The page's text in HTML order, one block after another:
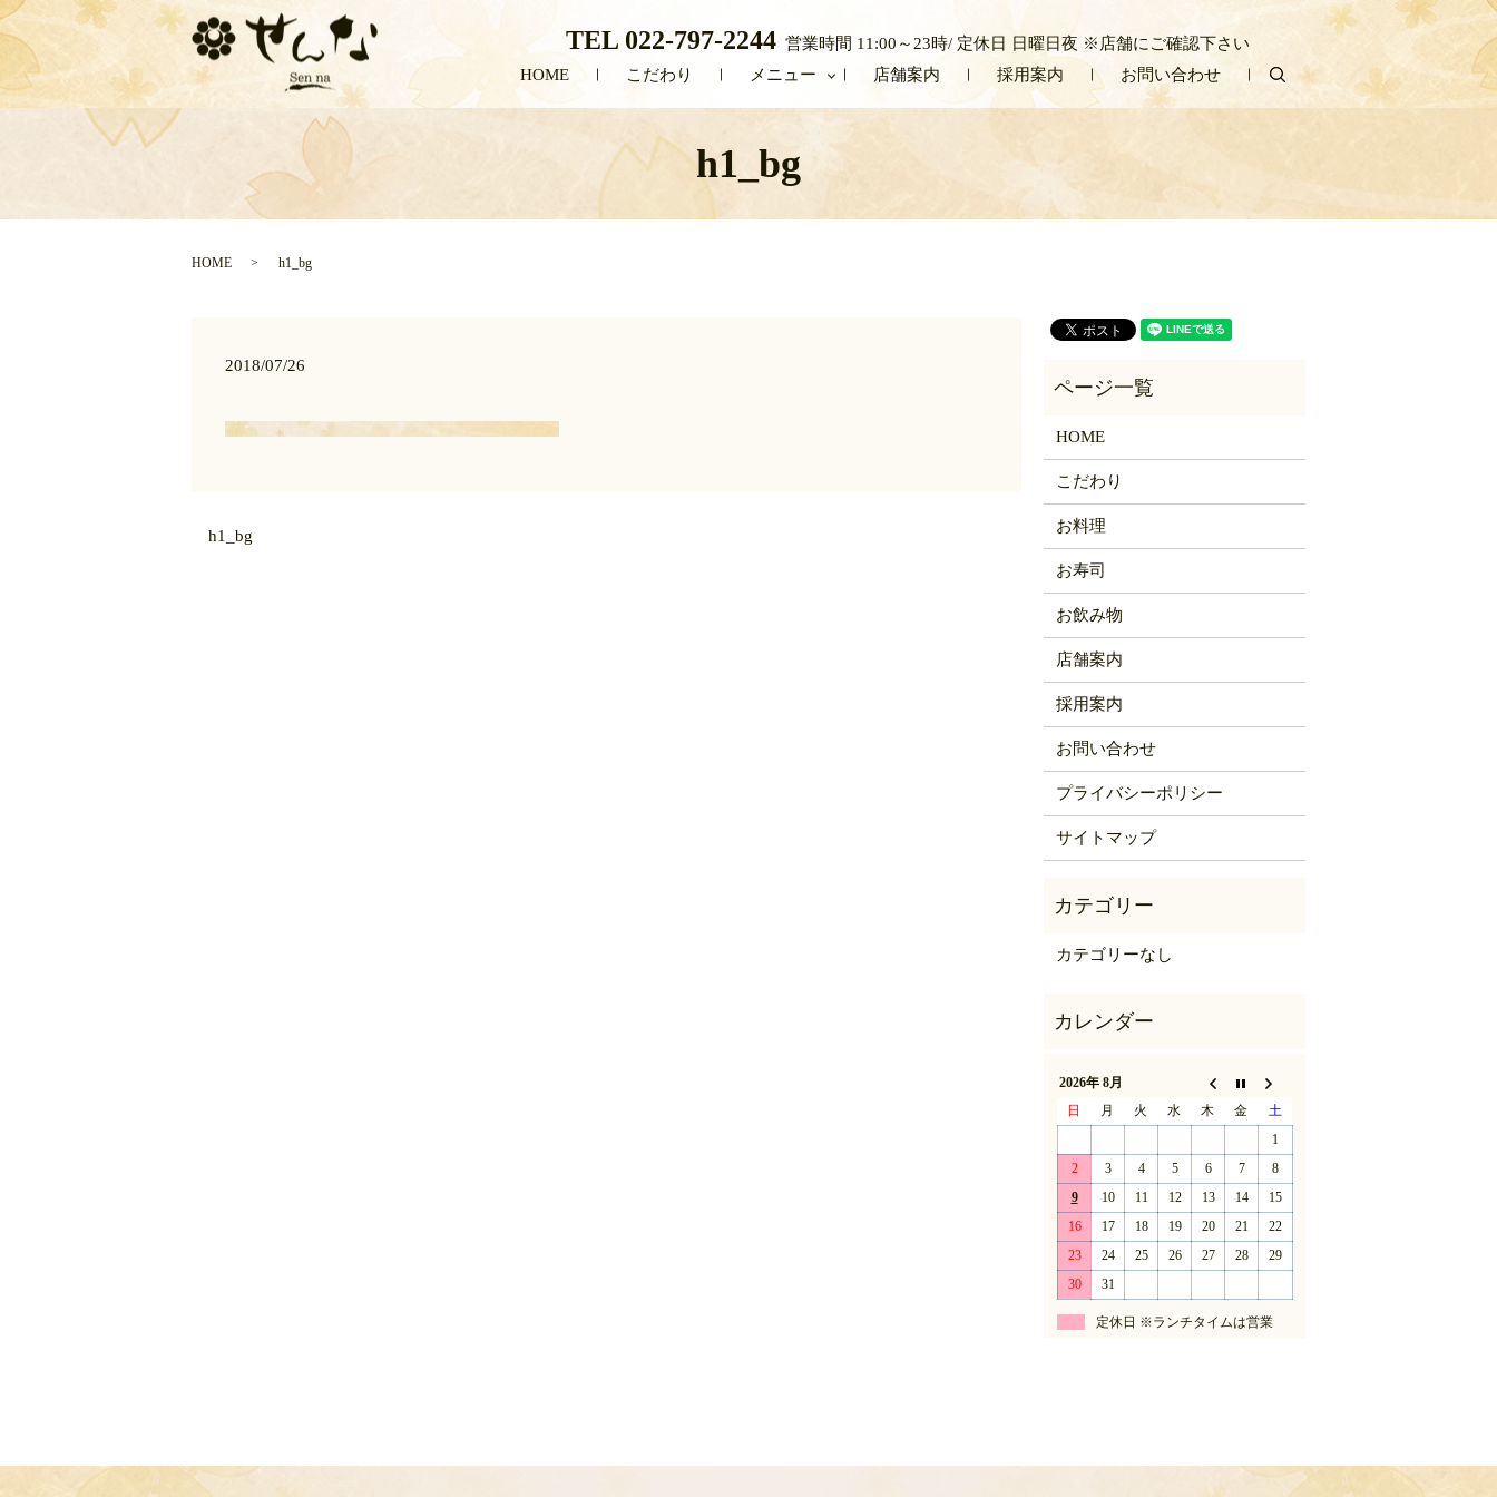
TEL 022-797-2244 営業時間 11:00～23時/ 定休日 日曜日夜 ※店舗にご確認下さい
HOME
こだわり メニュー 店舗案内 採用案内 お問い合わせ search
h1_bg
HOME h1_bg
2018/07/26
h1_bg
HOME
こだわり
お料理
お寿司
お飲み物
店舗案内
採用案内
お問い合わせ
プライバシーポリシー
サイトマップ
カテゴリーなし
2026年 8月
日
月 火 水 木 金
土
1
2
3 4 5 6 7
8
9
10 11 12 13 14
15
16
17 18 19 20 21
22
23
24 25 26 27 28
29
30
31
定休日 ※ランチタイムは営業